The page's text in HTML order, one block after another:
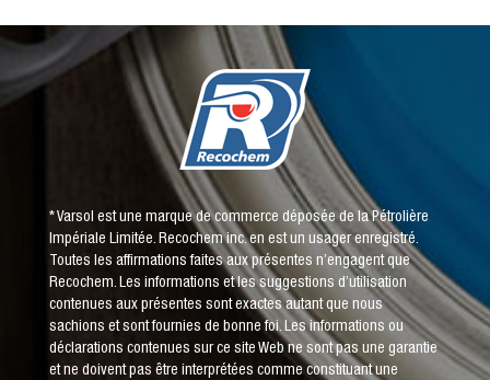
* Varsol est une marque de commerce déposée de la Pétrolière
Impériale Limitée. Recochem inc. en est un usager enregistré.
Toutes les affirmations faites aux présentes n’engagent que
Recochem. Les informations et les suggestions d’utilisation
contenues aux présentes sont exactes autant que nous
sachions et sont fournies de bonne foi. Les informations ou
déclarations contenues sur ce site Web ne sont pas une garantie
et ne doivent pas être interprétées comme constituant une